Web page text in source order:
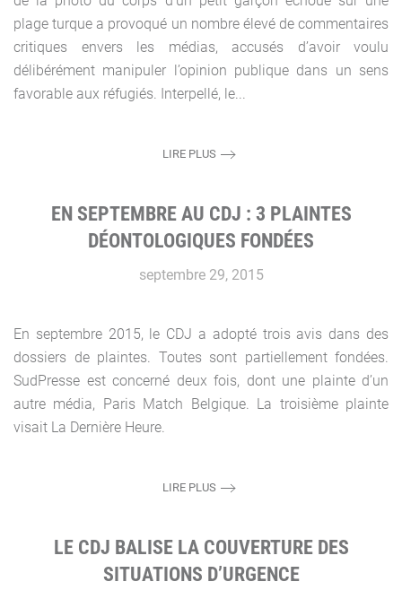
plage turque a provoqué un nombre élevé de commentaires
critiques envers les médias, accusés d’avoir voulu
délibérément manipuler l’opinion publique dans un sens
favorable aux réfugiés. Interpellé, le...
LIRE PLUS
EN SEPTEMBRE AU CDJ : 3 PLAINTES
DÉONTOLOGIQUES FONDÉES
septembre 29, 2015
En septembre 2015, le CDJ a adopté trois avis dans des
dossiers de plaintes. Toutes sont partiellement fondées.
SudPresse est concerné deux fois, dont une plainte d’un
autre média, Paris Match Belgique. La troisième plainte
visait La Dernière Heure.
LIRE PLUS
LE CDJ BALISE LA COUVERTURE DES
SITUATIONS D’URGENCE